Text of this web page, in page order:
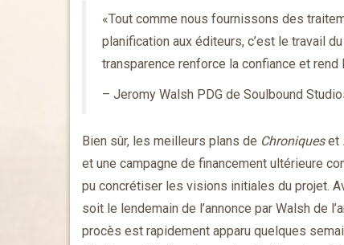
«Tout comme nous fournissons des
planification aux éditeurs, c’est le travail
transparence renforce la confiance et
– Jeromy Walsh PDG de Soulbound
Bien sûr, les meilleurs plans de Chroniqueset
et une campagne de financement ultérieure
pu concrétiser les visions initiales du projet.
soit le lendemain de l’annonce par Walsh de
procès est rapidement apparu quelques